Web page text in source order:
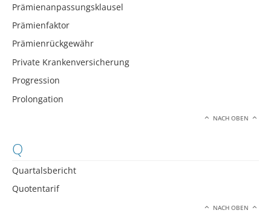
Prämienanpassungsklausel
Prämienfaktor
Prämienrückgewähr
Private Krankenversicherung
Progression
Prolongation
NACH OBEN
Q
Quartalsbericht
Quotentarif
NACH OBEN